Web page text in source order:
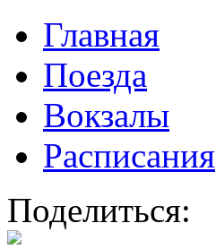
Главная
Поезда
Вокзалы
Расписания
Поделиться: